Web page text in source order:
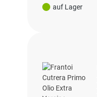
auf Lager